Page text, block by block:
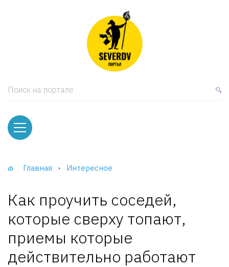
Поиск на портале
Главная Интересное
Как проучить соседей,
которые сверху топают,
приемы которые
действительно работают
и тумбы